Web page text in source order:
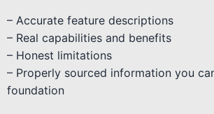
– Accurate feature descriptions
– Real capabilities and benefits
– Honest limitations
– Properly sourced information you
foundation